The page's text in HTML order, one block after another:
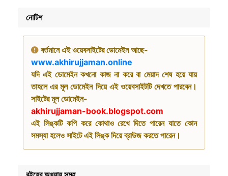
নোটিশ
বর্তমানে এই ওয়েবসাইটের ডোমেইন আছে-
www.akhirujjaman.online
যদি এই ডোমেইন কখনো কাজ না করে বা মেয়াদ শেষ হয়ে যায়
তাহলে এর মূল ডোমেইন দিয়ে এই ওয়েবসাইটটি দেখতে পারবেন।
সাইটের মূল ডোমেইন-
akhirujjaman-book.blogspot.com
এই লিঙ্কটি কপি করে কোথাও রেখে দিতে পারেন যাতে কোন
সমস্যা হলেও সাইটে এই লিঙ্ক দিয়ে ব্রাউজ করতে পারেন।